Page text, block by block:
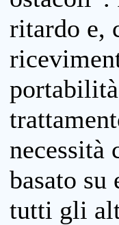
ritardo e,
necessità
basato
tutti gli